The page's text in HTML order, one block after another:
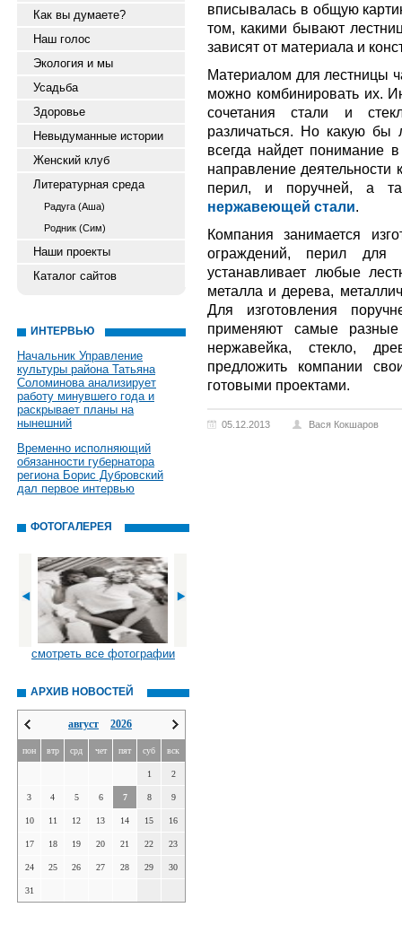
Как вы думаете?
Наш голос
Экология и мы
Усадьба
Здоровье
Невыдуманные истории
Женский клуб
Литературная среда
Радуга (Аша)
Родник (Сим)
Наши проекты
Каталог сайтов
ИНТЕРВЬЮ
Начальник Управление
культуры района Татьяна
Соломинова анализирует
работу минувшего года и
раскрывает планы на
нынешний
Временно исполняющий
обязанности губернатора
региона Борис Дубровский
дал первое интервью
ФОТОГАЛЕРЕЯ
смотреть все фотографии
АРХИВ НОВОСТЕЙ
август 2026
пон втр срд чет пят суб вск
1 2
3 4 5 6 7 8 9
10 11 12 13 14 15 16
17 18 19 20 21 22 23
24 25 26 27 28 29 30
31
вписывалась в общую
том, какими бывают
зависят от материала и
Материалом для лестницы
можно комбинировать их.
сочетания стали и
различаться. Но какую бы
всегда найдет понимание
направление деятельности
перил, и поручней, а
нержавеющей стали.
Компания занимается
ограждений, перил для
устанавливает любые
металла и дерева,
Для изготовления
применяют самые
нержавейка, стекло,
предложить компании
готовыми проектами.
05.12.2013 Вася Кокшаров